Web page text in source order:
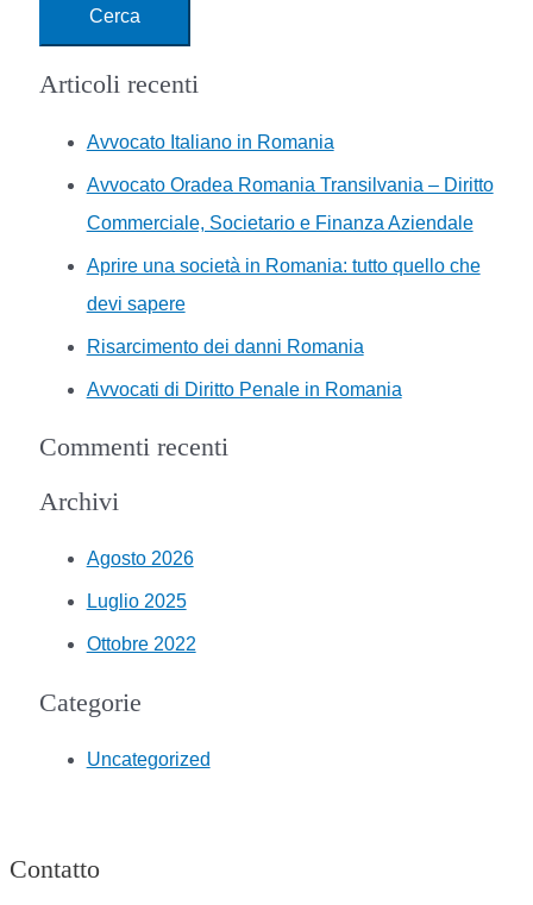
Articoli recenti
Avvocato Italiano in Romania
Avvocato Oradea Romania Transilvania – Diritto
Commerciale, Societario e Finanza Aziendale
Aprire una società in Romania: tutto quello che
devi sapere
Risarcimento dei danni Romania
Avvocati di Diritto Penale in Romania
Commenti recenti
Archivi
Agosto 2026
Luglio 2025
Ottobre 2022
Categorie
Uncategorized
Contatto